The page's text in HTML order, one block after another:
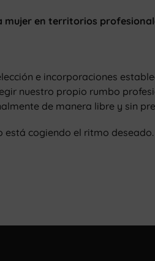
mujer en territorios
e incorporaciones
nuestro propio rumbo
de manera libre y sin
cogiendo el ritmo